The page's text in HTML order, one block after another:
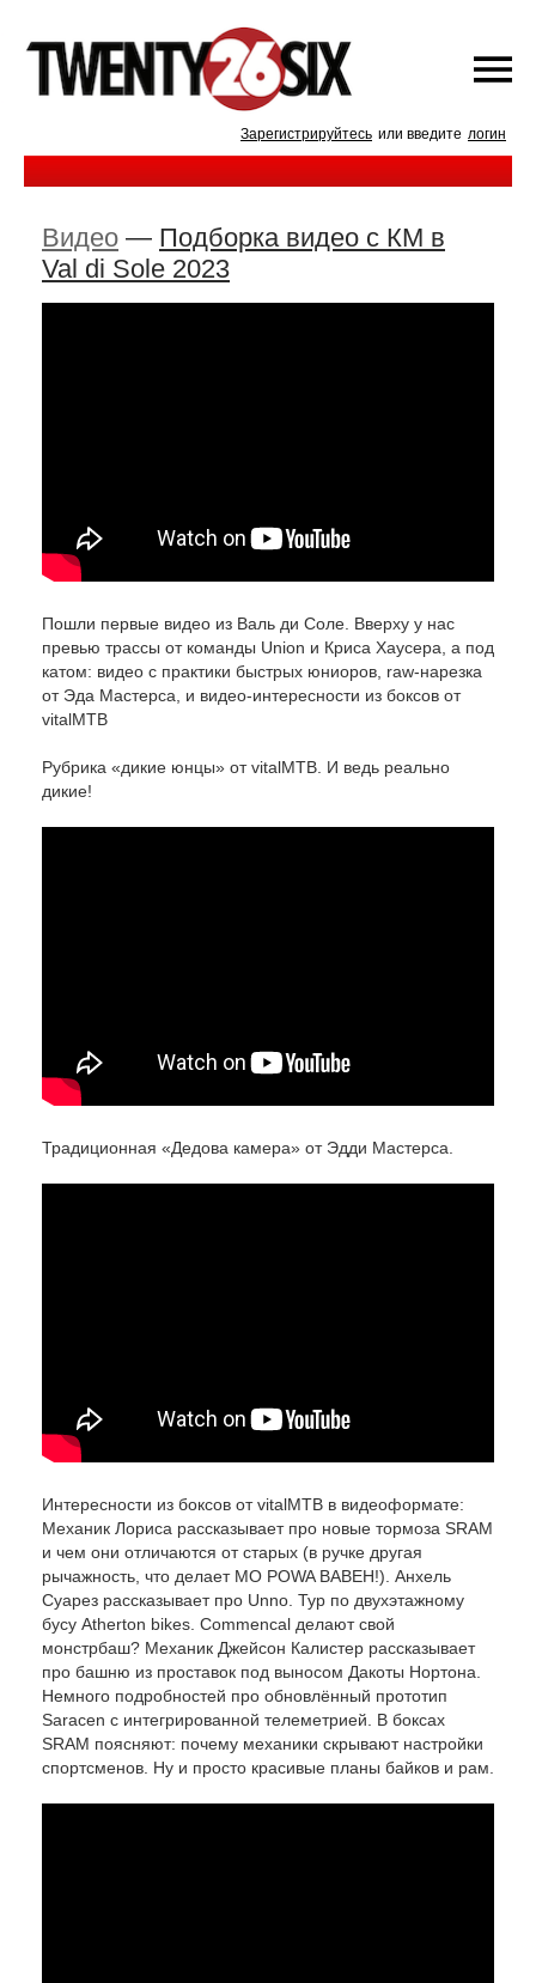
Зарегистрируйтесь или введите логин
Видео — Подборка видео с КМ в
Val di Sole 2023
Пошли первые видео из Валь ди Соле. Вверху у нас
превью трассы от команды Union и Криса Хаусера, а под
катом: видео с практики быстрых юниоров, raw-нарезка
от Эда Мастерса, и видео-интересности из боксов от
vitalMTB
Рубрика «дикие юнцы» от vitalMTB. И ведь реально
дикие!
Традиционная «Дедова камера» от Эдди Мастерса.
Интересности из боксов от vitalMTB в видеоформате:
Механик Лориса рассказывает про новые тормоза SRAM
и чем они отличаются от старых (в ручке другая
рычажность, что делает MO POWA BABEH!). Анхель
Суарез рассказывает про Unno. Тур по двухэтажному
бусу Atherton bikes. Commencal делают свой
монстрбаш? Механик Джейсон Калистер рассказывает
про башню из проставок под выносом Дакоты Нортона.
Немного подробностей про обновлённый прототип
Saracen с интегрированной телеметрией. В боксах
SRAM поясняют: почему механики скрывают настройки
спортсменов. Ну и просто красивые планы байков и рам.